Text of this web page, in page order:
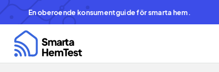
En oberoende konsumentguide för smarta hem.